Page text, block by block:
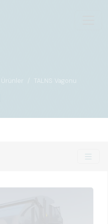
Ürünler TALNS Vagonu